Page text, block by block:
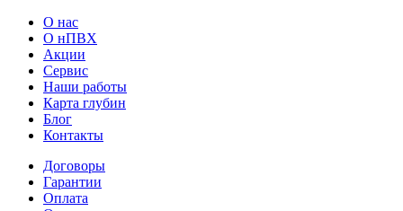
О нас
О нПВХ
Акции
Сервис
Наши работы
Карта глубин
Блог
Контакты
Договоры
Гарантии
Оплата